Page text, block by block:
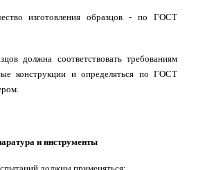
изготовления образцов - по ГОСТ
должна соответствовать требованиям
конструкции и определяться по ГОСТ
и инструменты